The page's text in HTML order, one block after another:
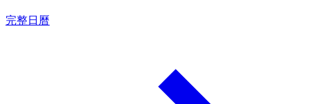
完整日曆